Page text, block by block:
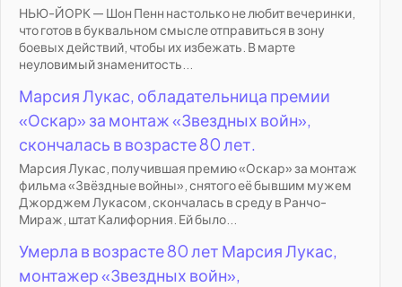
НЬЮ-ЙОРК — Шон Пенн настолько не любит вечеринки,
что готов в буквальном смысле отправиться в зону
боевых действий, чтобы их избежать. В марте
неуловимый знаменитость...
Марсия Лукас, обладательница премии
«Оскар» за монтаж «Звездных войн»,
скончалась в возрасте 80 лет.
Марсия Лукас, получившая премию «Оскар» за монтаж
фильма «Звёздные войны», снятого её бывшим мужем
Джорджем Лукасом, скончалась в среду в Ранчо-
Мираж, штат Калифорния. Ей было...
Умерла в возрасте 80 лет Марсия Лукас,
монтажер «Звездных войн»,